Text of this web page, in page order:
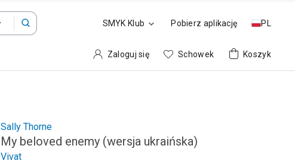
SMYK Klub Pobierz aplikację PL
Zaloguj się Schowek Koszyk
Sally Thorne
My beloved enemy (wersja ukraińska)
Vivat